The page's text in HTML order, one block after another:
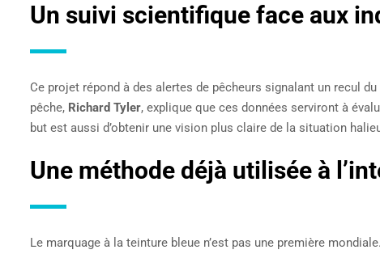
Un suivi scientifique face aux
Ce projet répond à des alertes de pêcheurs signalant un recul
pêche, Richard Tyler, explique que ces données serviront à
but est aussi d’obtenir une vision plus claire de la situation
Une méthode déjà utilisée à
Le marquage à la teinture bleue n’est pas une première